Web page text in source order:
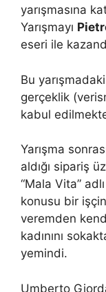
yarışmasına
Yarışmayı
eseri ile
Bu
gerçeklik
kabul
Yarışma
aldığı sipariş
“Mala Vita”
konusu bir
veremden
kadınını
yemindi.
Umberto